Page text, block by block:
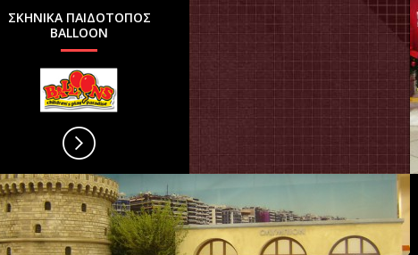
ΣΚΗΝΙΚΑ ΠΑΙΔΟΤΟΠΟΣ
BALLOON